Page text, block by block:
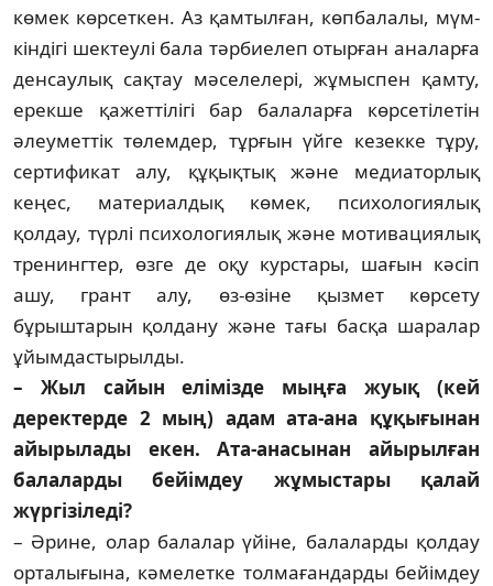
көмек көр­сет­кен. Аз қамтылған, көпбалалы, мүм­
кіндігі шектеулі бала тәрбиелеп отыр­ған аналарға
денсаулық сақтау мә­селелері, жұмыспен қамту,
ерекше қажеттілігі бар балаларға көрсе­ті­ле­тін
әлеуметтік төлемдер, тұрғын үй­ге кезекке тұру,
сертификат алу, құқықтық және медиаторлық
кеңес, материалдық көмек, психологиялық
қолдау, түрлі психологиялық және мотивациялық
тренингтер, өзге де оқу курстары, шағын кәсіп
ашу, грант алу, өз-өзіне қызмет көрсету
бұрыштарын қолдану және тағы басқа шаралар
ұйымдастырылды.
– Жыл сайын елімізде мыңға жуық (кей
деректерде 2 мың) адам ата-ана құқығынан
айы­ры­ла­ды екен. Ата-анасынан айы­рыл­ған
балаларды бейімдеу жұ­мыстары қалай
жүргізіледі?
– Әрине, олар балалар үйіне, ба­­­­лаларды қолдау
орталығына, кә­ме­­­летке толмағандарды бейімдеу